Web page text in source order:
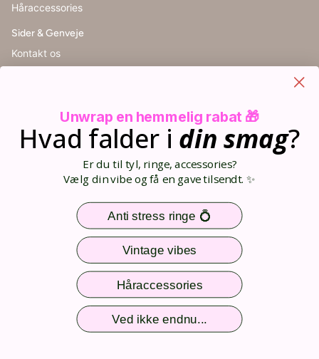
Håraccessories
Sider & Genveje
Kontakt os
Handelsbetingelser
Størrelsesguide
Blog
Nem og sikker betaling
Unwrap en hemmelig rabat 🎁
Hvad falder i din smag?
Er du til tyl, ringe, accessories?
Vælg din vibe og få en gave tilsendt. ✨
Anti stress ringe 💍
Vintage vibes
Håraccessories
Ved ikke endnu...